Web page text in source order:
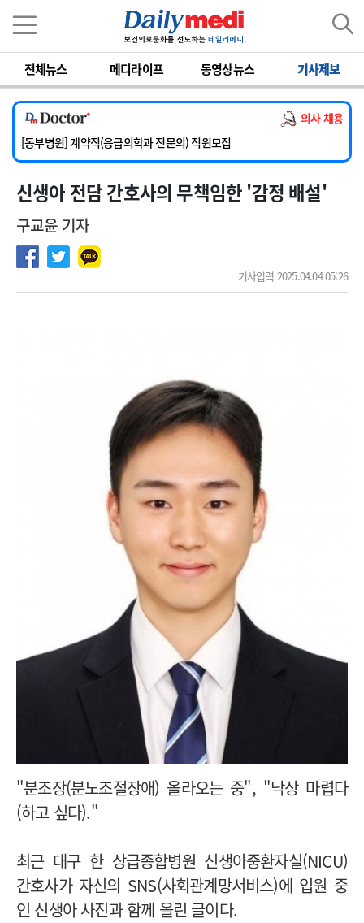
전체뉴스 메디라이프 동영상뉴스 기사제보
의사 채용
[서울아산병원] 2026년 하반기 인턴 모집
[영남대학교의료원] 마취통증의학과 임기제 임상의사 채용
[충남대학교병원] 소아청소년과(소아응급전담) 계약직 의사 공개채용
[동부병원] 계약직(응급의학과 전문의) 직원모집
[이대목동병원] 하반기 전공의(레지던트1년차) 모집
[서울아산병원] 2026년 하반기 인턴 모집
신생아 전담 간호사의 무책임한 '감정 배설'
구교윤 기자
기사입력 2025.04.04 05:26
"분조장(분노조절장애) 올라오는 중", "낙상 마렵다
(하고 싶다)."
최근 대구 한 상급종합병원 신생아중환자실(NICU)
간호사가 자신의 SNS(사회관계망서비스)에 입원 중
인 신생아 사진과 함께 올린 글이다.